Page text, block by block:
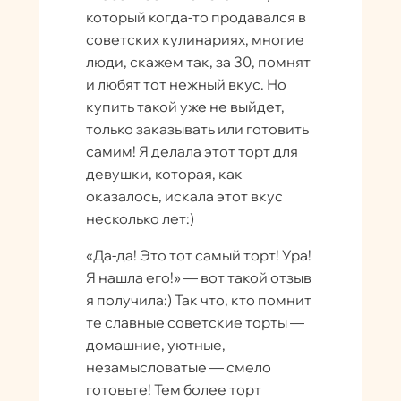
который когда-то продавался в
советских кулинариях, многие
люди, скажем так, за 30, помнят
и любят тот нежный вкус. Но
купить такой уже не выйдет,
только заказывать или готовить
самим! Я делала этот торт для
девушки, которая, как
оказалось, искала этот вкус
несколько лет:)
«Да-да! Это тот самый торт! Ура!
Я нашла его!» — вот такой отзыв
я получила:) Так что, кто помнит
те славные советские торты —
домашние, уютные,
незамысловатые — смело
готовьте! Тем более торт